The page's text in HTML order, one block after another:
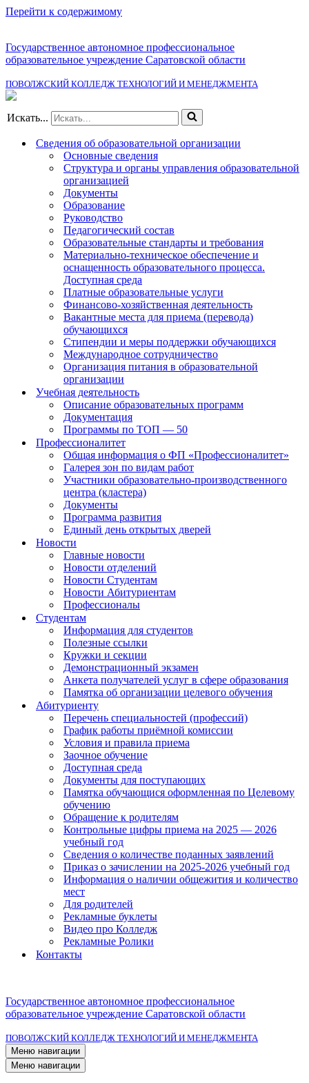
Перейти к содержимому
Государственное автономное профессиональное
образовательное учреждение Саратовской области
ПОВОЛЖСКИЙ КОЛЛЕДЖ ТЕХНОЛОГИЙ И МЕНЕДЖМЕНТА
Искать...
Сведения об образовательной организации
Основные сведения
Структура и органы управления образовательной
организацией
Документы
Образование
Руководство
Педагогический состав
Образовательные стандарты и требования
Материально-техническое обеспечение и
оснащенность образовательного процесса.
Доступная среда
Платные образовательные услуги
Финансово-хозяйственная деятельность
Вакантные места для приема (перевода)
обучающихся
Стипендии и меры поддержки обучающихся
Международное сотрудничество
Организация питания в образовательной
организации
Учебная деятельность
Описание образовательных программ
Документация
Программы по ТОП — 50
Профессионалитет
Общая информация о ФП «Профессионалитет»
Галерея зон по видам работ
Участники образовательно-производственного
центра (кластера)
Документы
Программа развития
Единый день открытых дверей
Новости
Главные новости
Новости отделений
Новости Студентам
Новости Абитуриентам
Профессионалы
Студентам
Информация для студентов
Полезные ссылки
Кружки и секции
Демонстрационный экзамен
Анкета получателей услуг в сфере образования
Памятка об организации целевого обучения
Абитуриенту
Перечень специальностей (профессий)
График работы приёмной комиссии
Условия и правила приема
Заочное обучение
Доступная среда
Документы для поступающих
Памятка обучающися оформленная по Целевому
обучению
Обращение к родителям
Контрольные цифры приема на 2025 — 2026
учебный год
Сведения о количестве поданных заявлений
Приказ о зачислении на 2025-2026 учебный год
Информация о наличии общежития и количество
мест
Для родителей
Рекламные буклеты
Видео про Колледж
Рекламные Ролики
Контакты
Государственное автономное профессиональное
образовательное учреждение Саратовской области
ПОВОЛЖСКИЙ КОЛЛЕДЖ ТЕХНОЛОГИЙ И МЕНЕДЖМЕНТА
Меню навигации
Меню навигации